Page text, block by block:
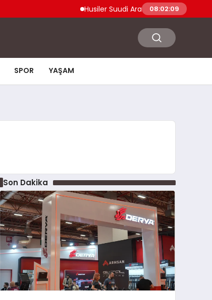
Husiler Suudi Arabistan Necran08:02:10
SPOR YAŞAM
Son Dakika